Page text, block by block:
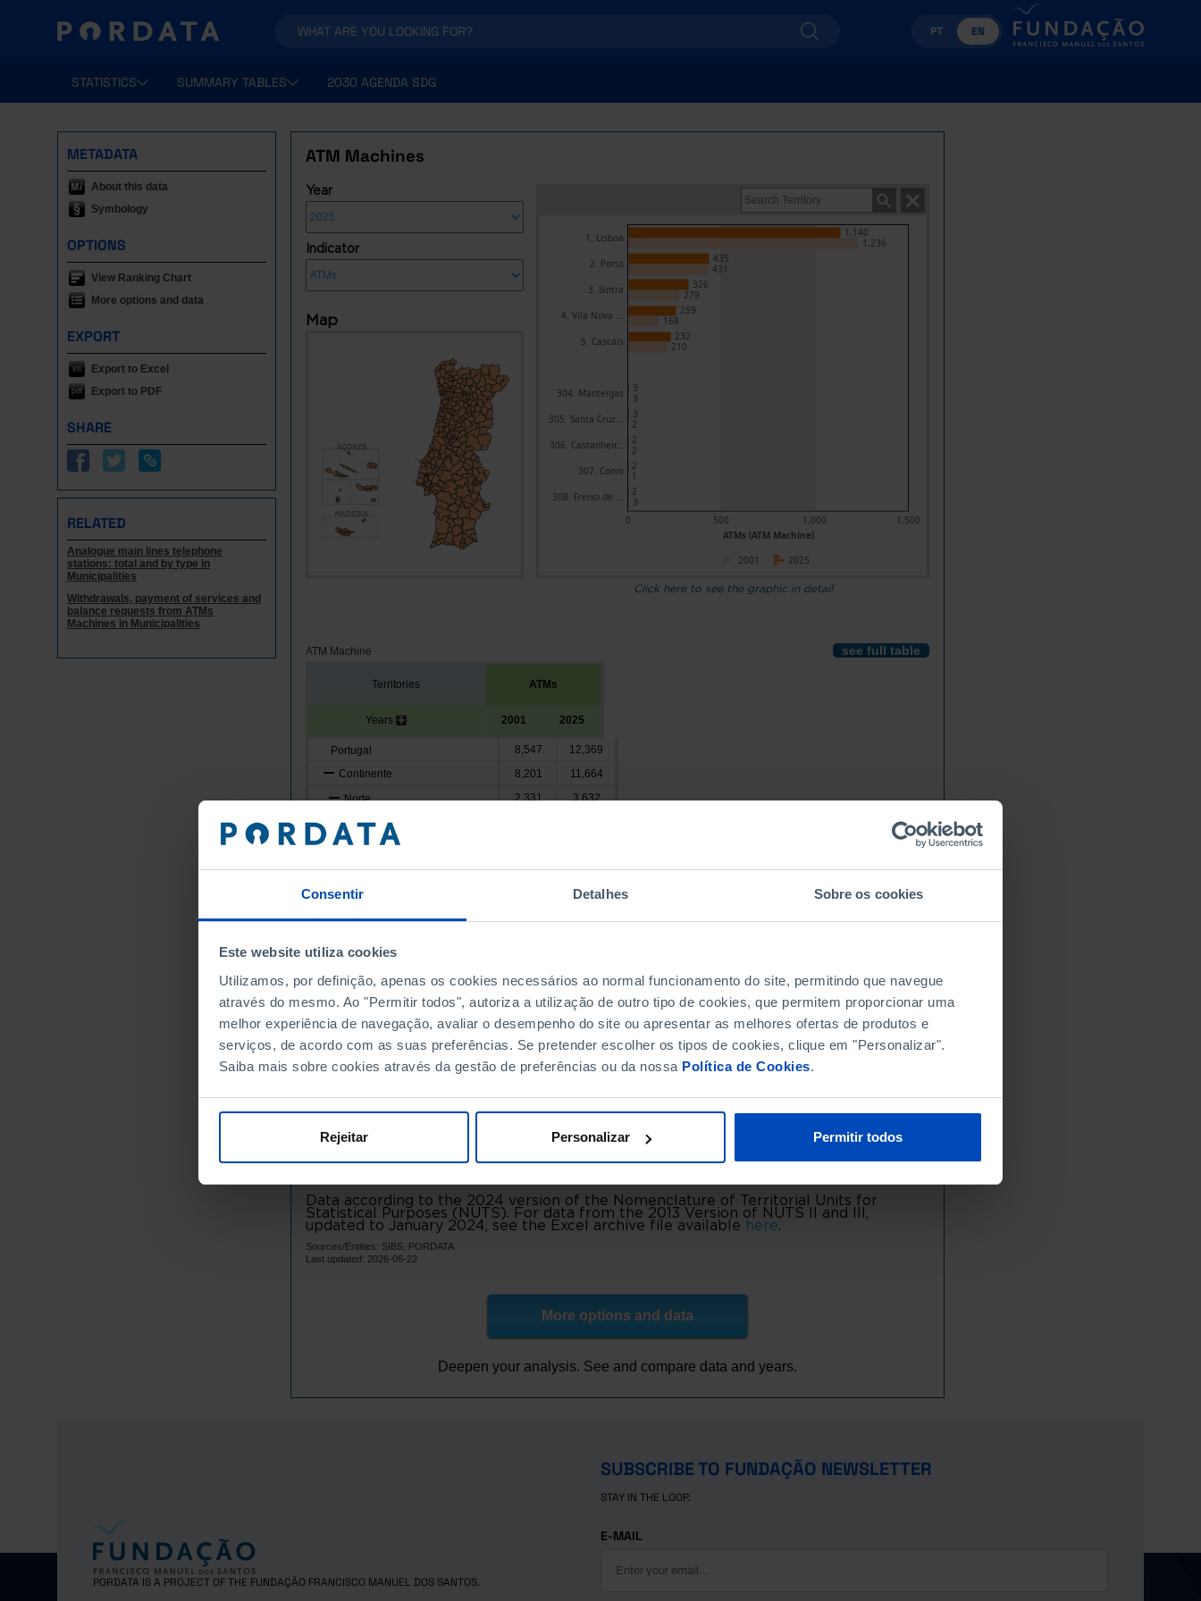
Consentir Detalhes Sobre os cookies
Este website utiliza cookies
Utilizamos, por definição, apenas os cookies necessários ao normal funcionamento do site, permitindo que navegue
através do mesmo. Ao "Permitir todos", autoriza a utilização de outro tipo de cookies, que permitem proporcionar uma
melhor experiência de navegação, avaliar o desempenho do site ou apresentar as melhores ofertas de produtos e
serviços, de acordo com as suas preferências. Se pretender escolher os tipos de cookies, clique em "Personalizar".
Saiba mais sobre cookies através da gestão de preferências ou da nossa Política de Cookies.
Rejeitar Personalizar Permitir todos
PT EN
STATISTICS SUMMARY TABLES 2030 AGENDA SDG
METADATA
About this data
Symbology
OPTIONS
View Ranking Chart
More options and data
EXPORT
Export to Excel
Export to PDF
SHARE
RELATED
Analogue main lines telephone
stations: total and by type in
Municipalities
Withdrawals, payment of services and
balance requests from ATMs
Machines in Municipalities
ATM Machines
Year
Indicator
Map
ATMs (ATM Machine)
0 500 1,000 1,500
1. Lisboa
2. Porto
3. Sintra
4. Vila Nova ...
5. Cascais
304. Manteigas
305. Santa Cruz...
306. Castanheir...
307. Corvo
308. Freixo de ...
1,140
435
326
259
232
3
3
2
2
2
1,236
431
279
168
210
3
2
2
1
3
2025
2001
Click here to see the graphic in detail
ATM Machine see full table
Territories ATMs
Years 2001 2025
Portugal 8,547
12,369
Continente
8,201
11,664
Norte
2,331
3,632
Alto Minho
Arcos de Valdevez
Caminha
12
23
Melgaço
10
Monção
8
21
Ponte de Lima
Viana do Castelo
52
87
Vila Nova de Cerveira
7
11
Amares
10
15
Barcelos
96
Braga
147
208
Esposende
20
40
Terras de Bouro
7
9
Vila Verde
16
42
Ave
Vieira do Minho
5
17
Data according to the 2024 version of the Nomenclature of Territorial Units for
Statistical Purposes (NUTS). For data from the 2013 Version of NUTS II and III,
updated to January 2024, see the Excel archive file available here.
Sources/Entities: SIBS, PORDATA
Last updated: 2026-06-22
More options and data
Deepen your analysis. See and compare data and years.
PORDATA IS A PROJECT OF THE FUNDAÇÃO FRANCISCO MANUEL DOS SANTOS.
SUBSCRIBE TO FUNDAÇÃO NEWSLETTER
STAY IN THE LOOP.
E-MAIL